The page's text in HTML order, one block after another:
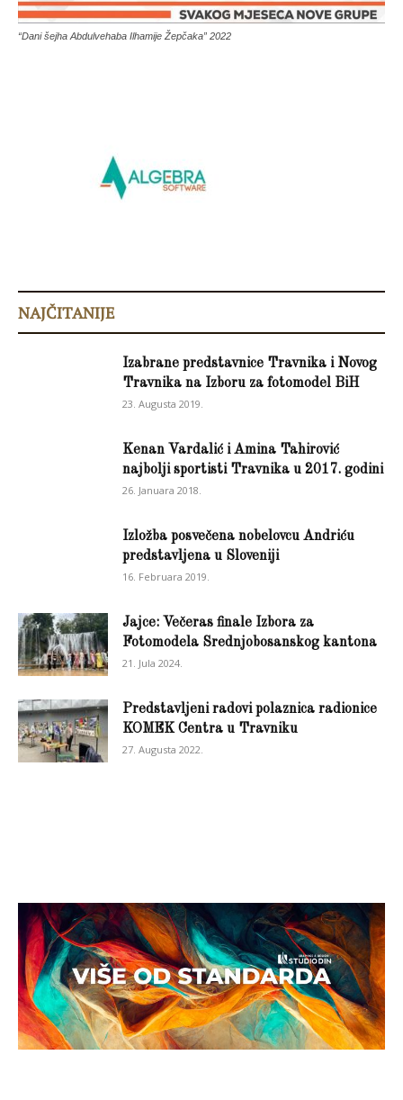
“Dani šejha Abdulvehaba Ilhamije Žepčaka” 2022
NAJČITANIJE
Izabrane predstavnice Travnika i Novog
Travnika na Izboru za fotomodel BiH
23. Augusta 2019.
Kenan Vardalić i Amina Tahirović
najbolji sportisti Travnika u 2017. godini
26. Januara 2018.
Izložba posvečena nobelovcu Andriću
predstavljena u Sloveniji
16. Februara 2019.
Jajce: Večeras finale Izbora za
Fotomodela Srednjobosanskog kantona
21. Jula 2024.
Predstavljeni radovi polaznica radionice
KOMEK Centra u Travniku
27. Augusta 2022.